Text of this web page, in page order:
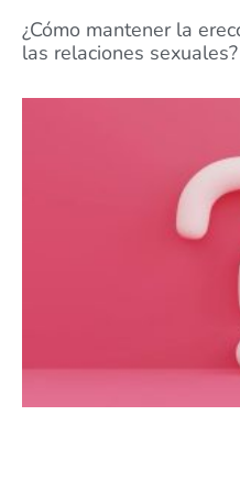
¿Cómo mantener la
las relaciones sexuales?